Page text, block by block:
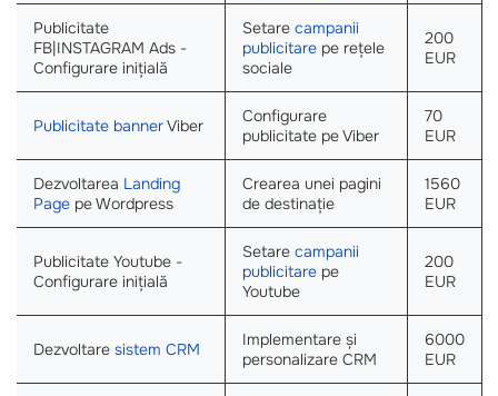
Publicitate
FB|INSTAGRAM Ads -
Configurare inițială
Setare campanii
publicitare pe rețele
sociale
200
EUR
Publicitate bannerViber
Configurare
publicitate pe Viber
70
EUR
Dezvoltarea Landing
Page pe Wordpress
Crearea unei pagini
de destinație
1560
EUR
Publicitate Youtube -
Configurare inițială
Setare campanii
publicitare pe
Youtube
200
EUR
Dezvoltare sistem CRM
Implementare și
personalizare CRM
6000
EUR